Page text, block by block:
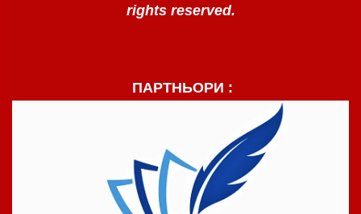
rights reserved.
ПАРТНЬОРИ :